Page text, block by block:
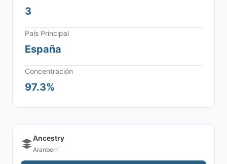
3
País Principal
España
Concentración
97.3%
Ancestry
Aranberri